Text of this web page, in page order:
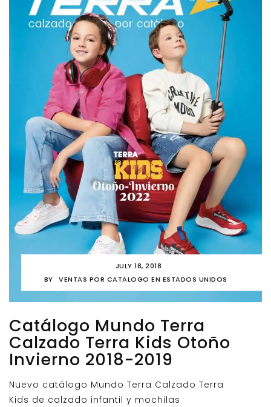
JULY 18, 2018
BY
VENTAS POR CATALOGO EN ESTADOS UNIDOS
Catálogo Mundo Terra
Calzado Terra Kids Otoño
Invierno 2018-2019
Nuevo catálogo Mundo Terra Calzado Terra
Kids de calzado infantil y mochilas